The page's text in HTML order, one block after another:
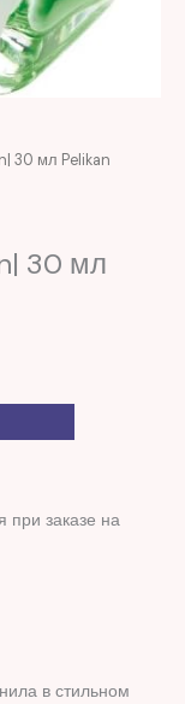
30 мл Pelikan
30 мл
при заказе на
в стильном